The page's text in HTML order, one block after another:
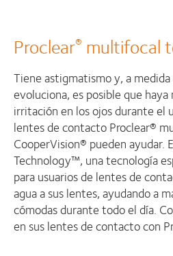
Proclear® multifocal
Tiene astigmatismo y, a
evoluciona, es posible que
irritación en los ojos durante el
lentes de contacto Proclear®
CooperVision® pueden ayudar.
Technology™, una tecnología
para usuarios de lentes de
agua a sus lentes, ayudando a
cómodas durante todo el día.
en sus lentes de contacto con